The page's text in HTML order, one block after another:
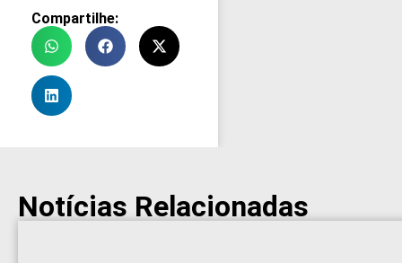
Compartilhe:
Notícias Relacionadas